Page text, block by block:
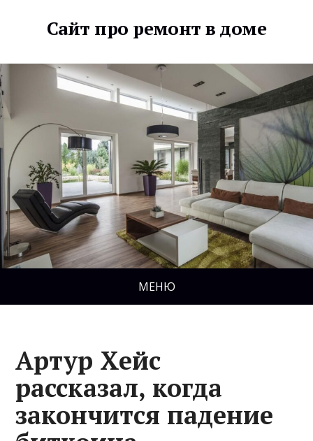
Сайт про ремонт в доме
МЕНЮ
Артур Хейс
рассказал, когда
закончится падение